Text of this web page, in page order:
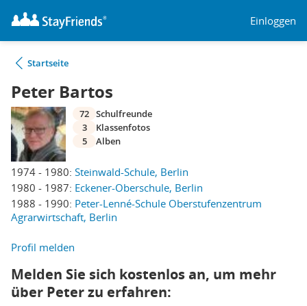
Einloggen
Startseite
Peter Bartos
1974 - 1980: Steinwald-Schule, Berlin
1980 - 1987: Eckener-Oberschule, Berlin
1988 - 1990: Peter-Lenné-Schule Oberstufenzentrum
Agrarwirtschaft, Berlin
72 Schulfreunde
3
Klassenfotos
5
Alben
Profil melden
Melden Sie sich kostenlos an, um mehr
über Peter zu erfahren: